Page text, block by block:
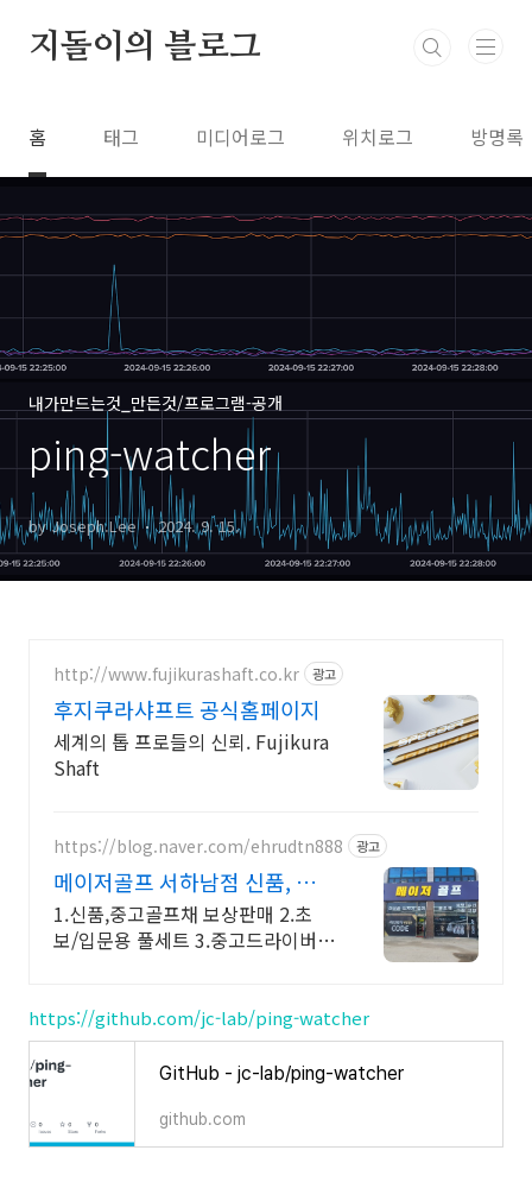
지돌이의 블로그
홈 태그 미디어로그 위치로그 방명록
내가만드는것_만든것/프로그램-공개
ping-watcher
by Joseph.Lee 2024. 9. 15.
http://www.fujikurashaft.co.kr 광고
후지쿠라샤프트 공식홈페이지
세계의 톱 프로들의 신뢰. Fujikura
Shaft
https://blog.naver.com/ehrudtn888 광고
메이저골프 서하남점 신품, 중고
골프채 전문 매장
1.신품,중고골프채 보상판매 2.초
보/입문용 풀세트 3.중고드라이버,
https://github.com/jc-lab/ping-watcher
GitHub - jc-lab/ping-watcher
github.com